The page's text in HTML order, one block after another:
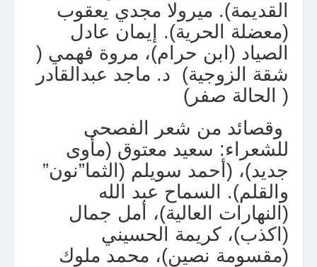
القديمة). ميرولا مجدي يعقوب
(معضلة الحرية). إيمان عادل
الصياد (ابن حرام)، مروة فهمي (
شقة الزوجية) د. ماجد عبدالقادر
( الحالة صفر )
وقصائد من شعر الفصحى
للشعراء: سعيد معتوق (مأوى
جديد)، (أحمد سويلم (الثما”نون”
والقلم). السماح عبد الله
(النهارات العالية)، أمل جمال
(اكذب)، كريمة الحسيني
(مقسومة نصين)، محمد ملوك